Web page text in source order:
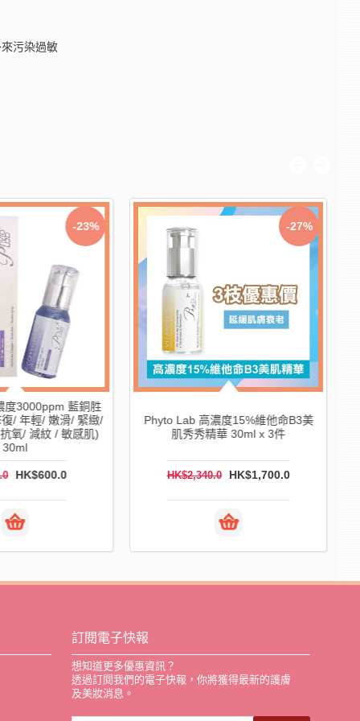
污染過敏
-23%
度3000ppm 藍銅胜
復/ 年輕/ 嫩滑/ 緊緻/
抗氧/ 減紋 / 敏感肌)
30ml
HK$600.0
-27%
Phyto Lab 高濃度15%維他命B3美
肌秀秀精華 30ml x 3件
HK$2,340.0 HK$1,700.0
訂閱電子快報
想知道更多優惠資訊？
透過訂閱我們的電子快報，你將獲得最新的護膚
及美妝消息。